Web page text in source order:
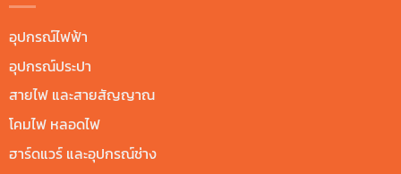
อุปกรณ์ไฟฟ้า
อุปกรณ์ประปา
สายไฟ และสายสัญญาณ
โคมไฟ หลอดไฟ
ฮาร์ดแวร์ และอุปกรณ์ช่าง